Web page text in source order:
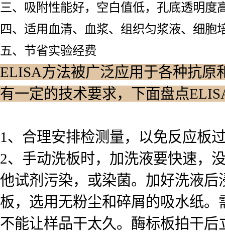
三、吸附性能好，空白值低，孔底透明度
四、适用血清、血浆、组织匀浆液、细
五、节省实验经费
ELISA方法被广泛应用于各种抗原
有一定的技术要求，下面盘点
1、合理安排检测量，以免反应板
2、手动洗板时，加洗液要快速，
他试剂污染，或染菌。加好洗液
板，选用无粉尘和碎屑的吸水纸
不能让样品干太久。酶标板拍干后